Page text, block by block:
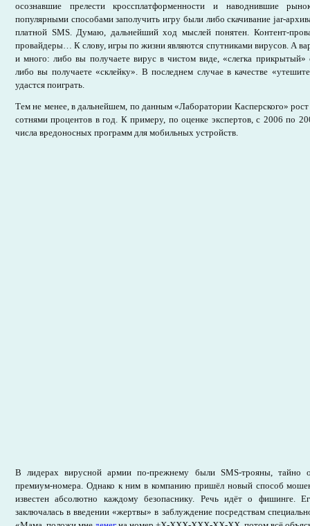
осознавшие прелести кроссплатформенности и наводнившие
популярными способами заполучить игру были либо скачивание jar-
платной SMS. Думаю, дальнейший ход мыслей понятен. Контент-
провайдеры… К слову, игры по жизни являются спутниками вирусов. А
и много: либо вы получаете вирус в чистом виде, «слегка прикрытый»
либо вы получаете «склейку». В последнем случае в качестве
удастся поиграть.
Тем не менее, в дальнейшем, по данным «Лаборатории Касперского»
сотнями процентов в год. К примеру, по оценке экспертов, с 2006 по
числа вредоносных программ для мобильных устройств.
В лидерах вирусной армии по-прежнему были SMS-трояны, тайно
премиум-номера. Однако к ним в компанию пришёл новый способ
известен абсолютно каждому безопаснику. Речь идёт о фишинге.
заключалась в введении «жертвы» в заблуждение посредствам